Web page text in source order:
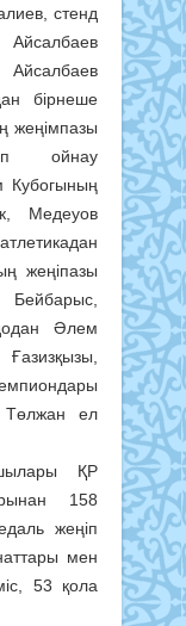
стенд
бірнеше
жеңімпазы
ойнау
Кубогының
Медеуов
жеңіпазы
Бейбарыс,
Әлем
ел
ҚР
158
жеңіп
мен
53 қола